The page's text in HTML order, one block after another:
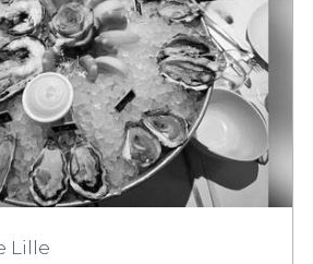
Lille